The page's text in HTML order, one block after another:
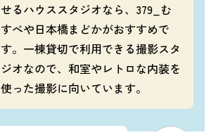
せるハウススタジオなら、379_む
すべや日本橋まどかがおすすめで
す。一棟貸切で利用できる撮影スタ
ジオなので、和室やレトロな内装を
使った撮影に向いています。